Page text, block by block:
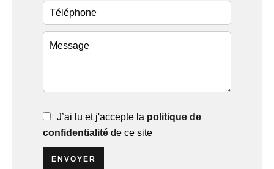
J’ai lu et j'accepte la politique de
confidentialité de ce site
ENVOYER